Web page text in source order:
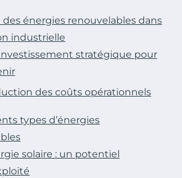
des énergies renouvelables dans
industrielle
stratégique pour
des coûts opérationnels
types d’énergies
solaire : un potentiel